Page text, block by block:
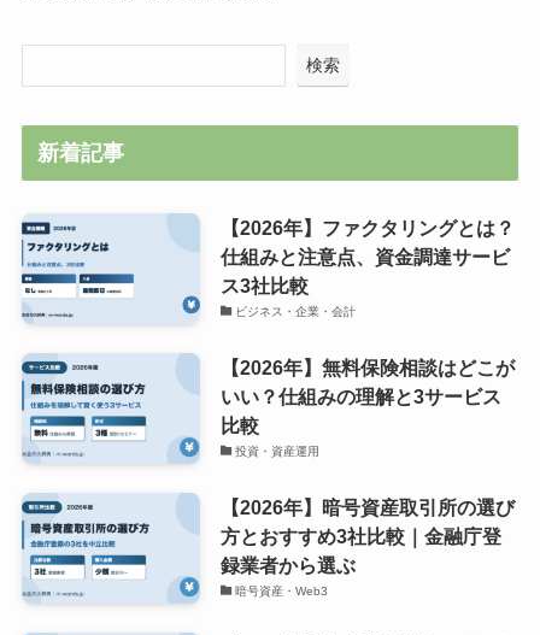
検索
新着記事
【2026年】ファクタリングとは？
仕組みと注意点、資金調達サービ
ス3社比較
ビジネス・企業・会計
【2026年】無料保険相談はどこが
いい？仕組みの理解と3サービス
比較
投資・資産運用
【2026年】暗号資産取引所の選び
方とおすすめ3社比較｜金融庁登
録業者から選ぶ
暗号資産・Web3